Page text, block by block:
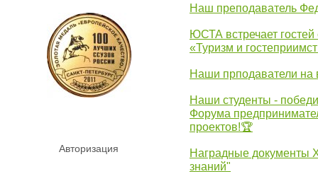
Авторизация
Наш преподаватель
ЮСТА встречает гостей
«Туризм и
Наши прподаватели
Наши студенты -
Форума
проектов!🏆
Наградные документы
знаний"